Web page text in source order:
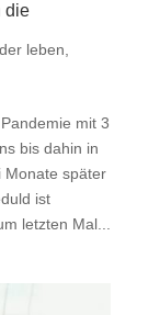
die
leben,
mit 3
bis dahin in
Monate später
ist
letzten Mal...